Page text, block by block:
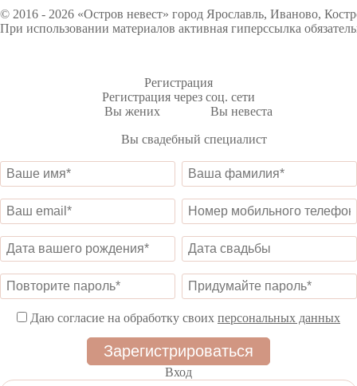
© 2016 - 2026 «Остров невест» город Ярославль, Иваново,
При использовании материалов активная гиперссылка
Регистрация
Регистрация через соц. сети
Вы жених
Вы невеста
Вы свадебный специалист
Даю согласие на обработку своих персональных данных
Вход